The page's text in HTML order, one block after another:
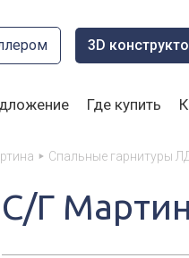
3D
Где купить
Спальные гарнитуры
С/Г